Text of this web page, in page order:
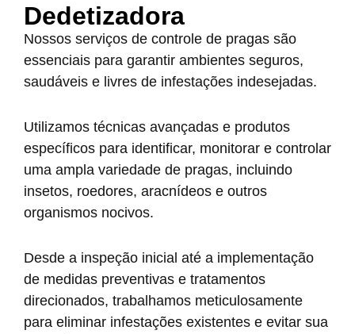
Dedetizadora
Nossos serviços de controle de pragas são
essenciais para garantir ambientes seguros,
saudáveis e livres de infestações indesejadas.
Utilizamos técnicas avançadas e produtos
específicos para identificar, monitorar e controlar
uma ampla variedade de pragas, incluindo
insetos, roedores, aracnídeos e outros
organismos nocivos.
Desde a inspeção inicial até a implementação
de medidas preventivas e tratamentos
direcionados, trabalhamos meticulosamente
para eliminar infestações existentes e evitar sua